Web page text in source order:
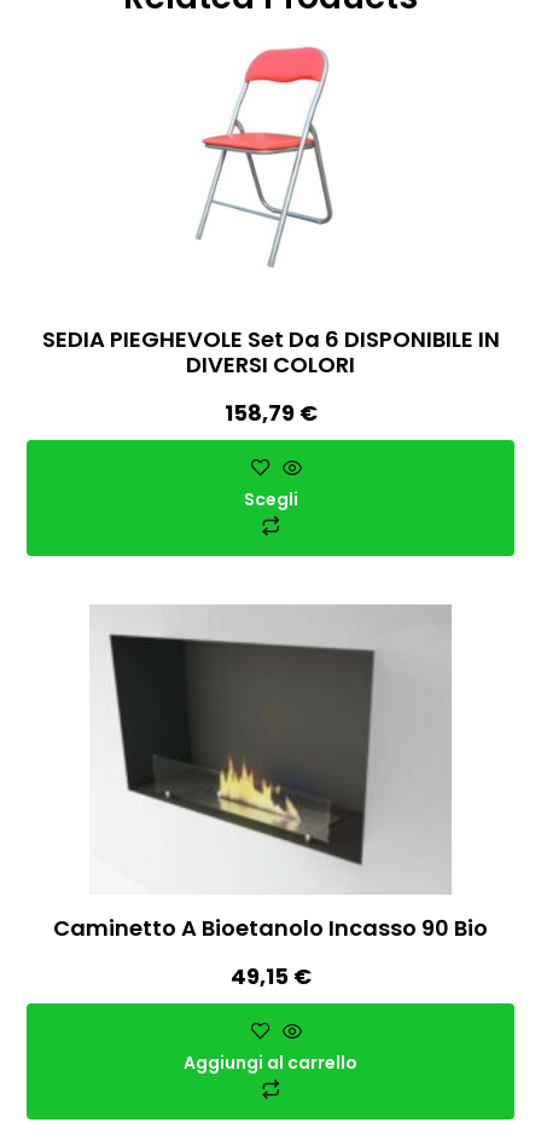
SEDIA PIEGHEVOLE Set Da 6 DISPONIBILE IN
DIVERSI COLORI
158,79 €
Scegli
Caminetto A Bioetanolo Incasso 90 Bio
49,15 €
Aggiungi al carrello